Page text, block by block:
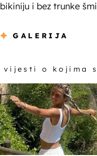
bikiniju i bez trunke
GALERIJA
vijesti o kojima